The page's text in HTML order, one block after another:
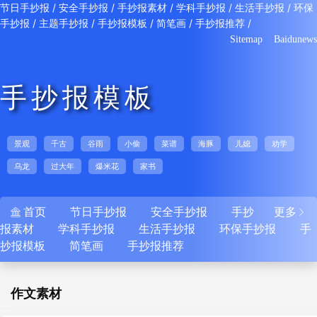
节日手抄报 / 安全手抄报 / 手抄报素材 / 学科手抄报 / 生活手抄报 / 环保
手抄报 / 主题手抄报 / 手抄报模板 / 简笔画 / 手抄报推荐 /
Sitemap Baidunews
手抄报模板
景观 千古 谷雨 小偷 菜谱 海豚 儿媳 劝学
乌龙 过大年 爆米花 家书
更多 
 首页 节日手抄报 安全手抄报
手抄
报素材
学科手抄报 生活手抄报 环保手抄报
手
抄报模板
简笔画 手抄报推荐
作文素材